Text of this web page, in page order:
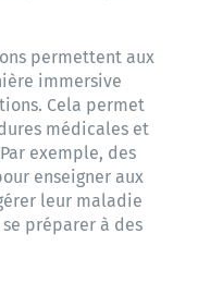
permettent aux
immersive
Cela permet
médicales et
exemple, des
enseigner aux
leur maladie
préparer à des